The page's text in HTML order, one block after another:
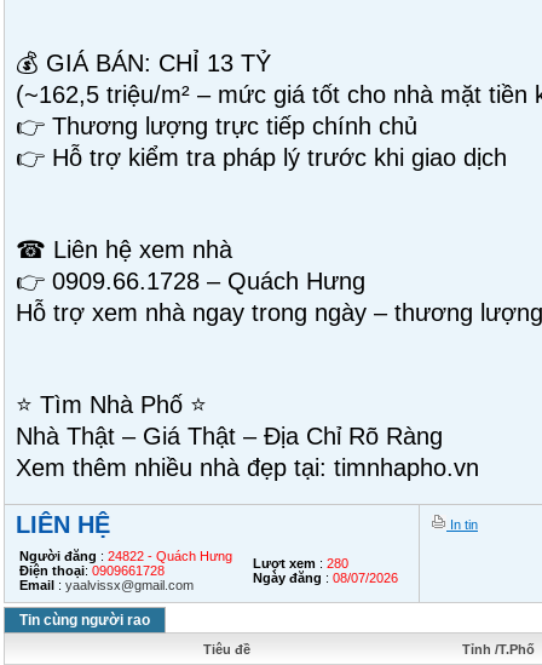
💰 GIÁ BÁN: CHỈ 13 TỶ
(~162,5 triệu/m² – mức giá tốt cho nhà mặt tiền
👉 Thương lượng trực tiếp chính chủ
👉 Hỗ trợ kiểm tra pháp lý trước khi giao dịch
☎ Liên hệ xem nhà
👉 0909.66.1728 – Quách Hưng
Hỗ trợ xem nhà ngay trong ngày – thương
⭐ Tìm Nhà Phố ⭐
Nhà Thật – Giá Thật – Địa Chỉ Rõ Ràng
Xem thêm nhiều nhà đẹp tại: timnhapho.vn
LIÊN HỆ
Người đăng : 24822 - Quách Hưng
Điện thoại: 0909661728
Email : yaalvissx@gmail.com
Lượt xem : 280
Ngày đăng : 08/07/2026
In tin
Tin cùng người rao
Tiêu đề Tỉnh /T.Phố